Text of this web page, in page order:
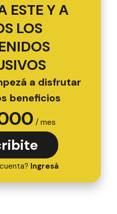
ESTE Y A
LOS
a disfrutar
beneficios
/ mes
Ingresá